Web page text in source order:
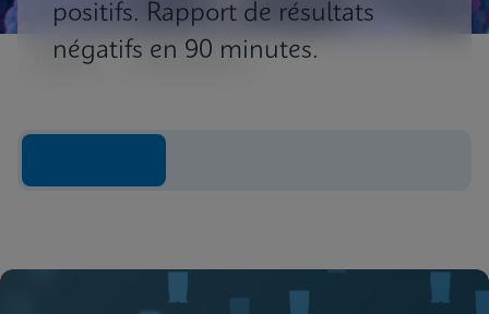
positifs. Rapport de résultats
négatifs en 90 minutes.
Impact Informations